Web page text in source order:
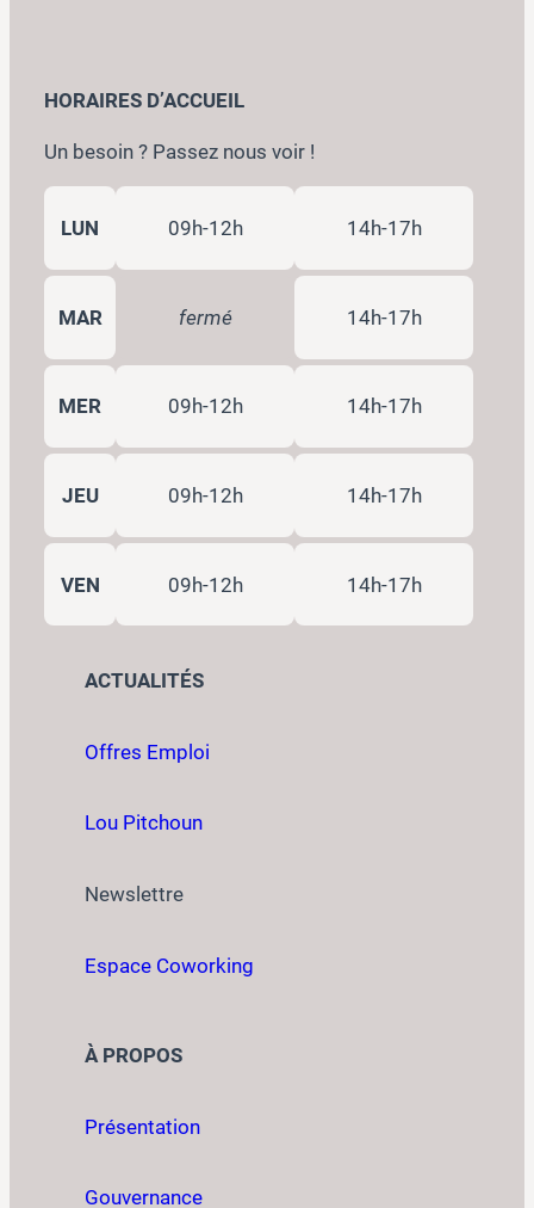
HORAIRES D’ACCUEIL
Un besoin ? Passez nous voir !
LUN 09h-12h 14h-17h
MAR fermé 14h-17h
MER 09h-12h 14h-17h
JEU 09h-12h 14h-17h
VEN 09h-12h 14h-17h
ACTUALITÉS
Offres Emploi
Lou Pitchoun
Newslettre
Espace Coworking
À PROPOS
Présentation
Gouvernance